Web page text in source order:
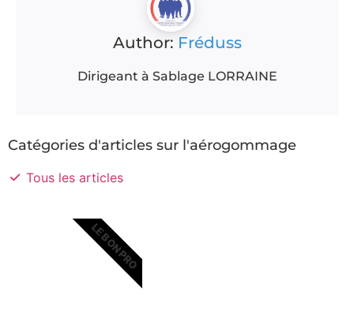
Author: Fréduss
Dirigeant à Sablage LORRAINE
Catégories d'articles sur l'aérogommage
Tous les articles
LE BON PRO